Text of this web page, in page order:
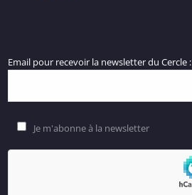
Email pour recevoir la newsletter du Cercle :
Je m'abonne à la newsletter